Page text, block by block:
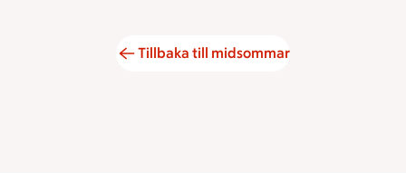
Tillbaka till midsommar